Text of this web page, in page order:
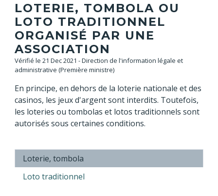
LOTERIE, TOMBOLA OU
LOTO TRADITIONNEL
ORGANISÉ PAR UNE
ASSOCIATION
Vérifié le 21 Dec 2021 - Direction de l'information légale et
administrative (Première ministre)
En principe, en dehors de la loterie nationale et des
casinos, les jeux d'argent sont interdits. Toutefois,
les loteries ou tombolas et lotos traditionnels sont
autorisés sous certaines conditions.
Loterie, tombola
Loto traditionnel